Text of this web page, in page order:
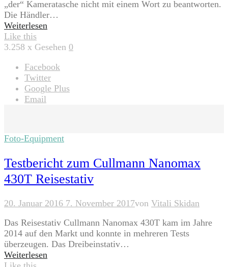
„der“ Kameratasche nicht mit einem Wort zu beantworten.
Die Händler…
Weiterlesen
Like this
3.258 x Gesehen 0
Facebook
Twitter
Google Plus
Email
Foto-Equipment
Testbericht zum Cullmann Nanomax
430T Reisestativ
20. Januar 2016 7. November 2017von Vitali Skidan
Das Reisestativ Cullmann Nanomax 430T kam im Jahre
2014 auf den Markt und konnte in mehreren Tests
überzeugen. Das Dreibeinstativ…
Weiterlesen